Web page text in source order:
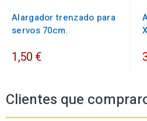
Alargador trenzado para
servos 70cm.
1,50 €
Clientes que